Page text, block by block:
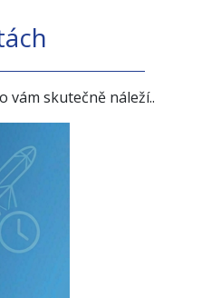
vám skutečně náleží..